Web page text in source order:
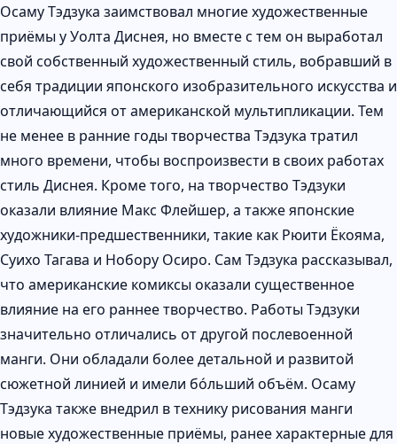
Осаму Тэдзука заимствовал многие художественные
приёмы у Уолта Диснея, но вместе с тем он выработал
свой собственный художественный стиль, вобравший в
себя традиции японского изобразительного искусства и
отличающийся от американской мультипликации. Тем
не менее в ранние годы творчества Тэдзука тратил
много времени, чтобы воспроизвести в своих работах
стиль Диснея. Кроме того, на творчество Тэдзуки
оказали влияние Макс Флейшер, а также японские
художники-предшественники, такие как Рюити Ёкояма,
Суихо Тагава и Нобору Осиро. Сам Тэдзука рассказывал,
что американские комиксы оказали существенное
влияние на его раннее творчество. Работы Тэдзуки
значительно отличались от другой послевоенной
манги. Они обладали более детальной и развитой
сюжетной линией и имели бо́льший объём. Осаму
Тэдзука также внедрил в технику рисования манги
новые художественные приёмы, ранее характерные для